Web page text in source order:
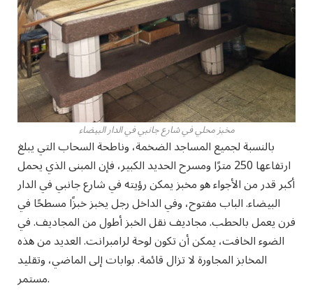
مخبز محلي في شارع جانبي في الدار البيضاء
بالنسبة لجميع المساجد الضخمة، وناطحة السحاب التي يبلغ
ارتفاعها 250 مترًا ومسرح الحديد الكبير، فإن المبنى الذي يحمل
أكبر قدر من الأجواء هو مخبز يمكن رؤيته في شارع جانبي في الدار
البيضاء. الباب مفتوح، وفي الداخل رجل يخبز خبزًا مسطحًا في
فرن يعمل بالحطب. مجاديف نقل الخبز أطول من المجاديف. في
الضوء الخافت، يمكن أن تكون لوحة لرامبرانت. العديد من هذه
المخابز المجاورة لا تزال قائمة. بوابات إلى الماضي، وتقليد
مستمر.